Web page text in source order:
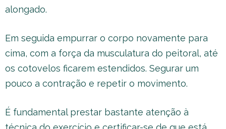
alongado.
Em seguida empurrar o corpo novamente para
cima, com a força da musculatura do peitoral, até
os cotovelos ficarem estendidos. Segurar um
pouco a contração e repetir o movimento.
É fundamental prestar bastante atenção à